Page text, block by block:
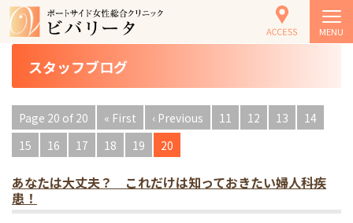
MENU
> スタッフブログ
スタッフブログ
Page 20 of 20 « First ‹ Previous 11 12 13
14
15
16 17 18 19 20
あなたは大丈夫？ これだけは知っておきたい婦人科疾
患！